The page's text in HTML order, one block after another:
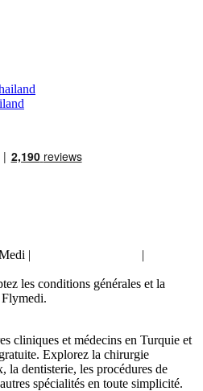
| |
les conditions générales et la
cliniques et médecins en Turquie et
Explorez la chirurgie
la dentisterie, les procédures de
spécialités en toute simplicité.